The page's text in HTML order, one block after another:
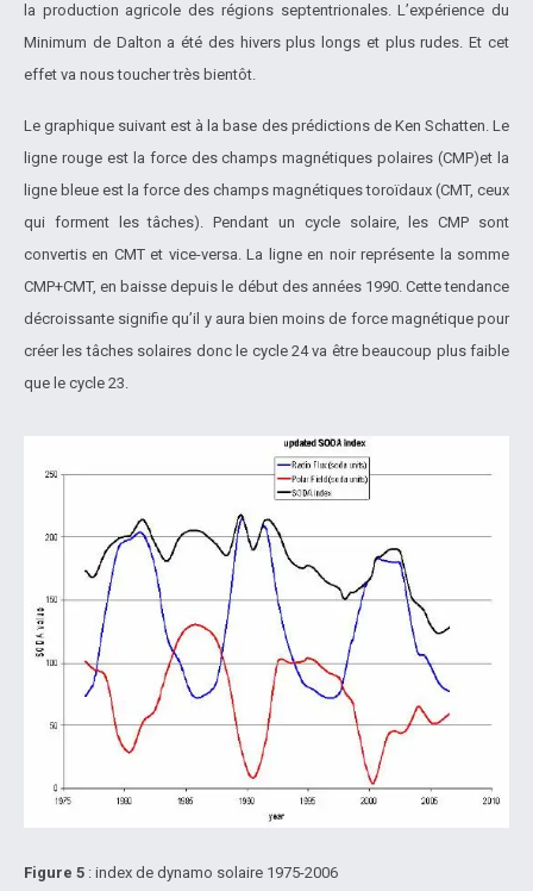
la production agricole des régions septentrionales. L’expérience du
Minimum de Dalton a été des hivers plus longs et plus rudes. Et cet
effet va nous toucher très bientôt.
Le graphique suivant est à la base des prédictions de Ken Schatten. Le
ligne rouge est la force des champs magnétiques polaires (CMP)et la
ligne bleue est la force des champs magnétiques toroïdaux (CMT, ceux
qui forment les tâches). Pendant un cycle solaire, les CMP sont
convertis en CMT et vice-versa. La ligne en noir représente la somme
CMP+CMT, en baisse depuis le début des années 1990. Cette tendance
décroissante signifie qu’il y aura bien moins de force magnétique pour
créer les tâches solaires donc le cycle 24 va être beaucoup plus faible
que le cycle 23.
Figure 5 : index de dynamo solaire 1975-2006